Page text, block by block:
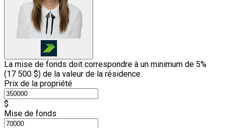
La mise de fonds doit correspondre à un minimum de 5%
(17 500 $) de la valeur de la résidence.
Prix de la propriété
$
Mise de fonds